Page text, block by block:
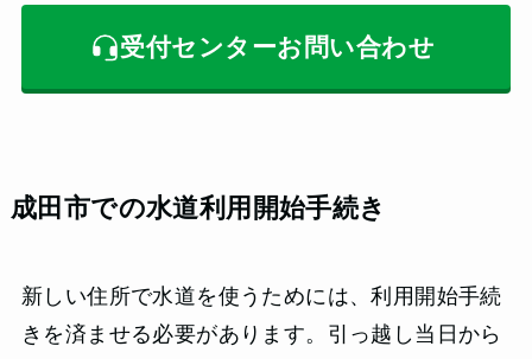
受付センターお問い合わせ
成田市での水道利用開始手続き
新しい住所で水道を使うためには、利用開始手続
きを済ませる必要があります。引っ越し当日から